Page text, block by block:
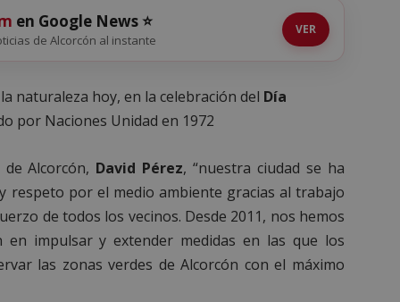
en Google News ⭐
de Alcorcón al instante
VER
naturaleza hoy, en la celebración del Día
por Naciones Unidad en 1972
Alcorcón, David Pérez, “nuestra ciudad se ha
respeto por el medio ambiente gracias al trabajo
de todos los vecinos. Desde 2011, nos hemos
en impulsar y extender medidas en las que los
las zonas verdes de Alcorcón con el máximo